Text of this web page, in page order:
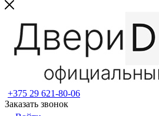
+375 29 621-80-06
Заказать звонок